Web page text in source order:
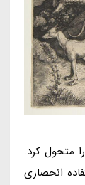
متحول کرد.
انحصاری